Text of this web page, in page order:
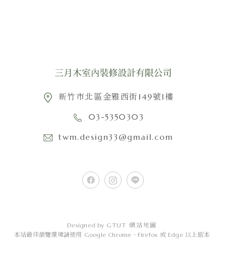
新竹市北區金雅西街149號1樓
03-5350303
twm.design33@gmail.com
Designed by GTUT 網站地圖
本站最佳瀏覽環境請使用 Google Chrome、Firefox 或 Edge 以上版本